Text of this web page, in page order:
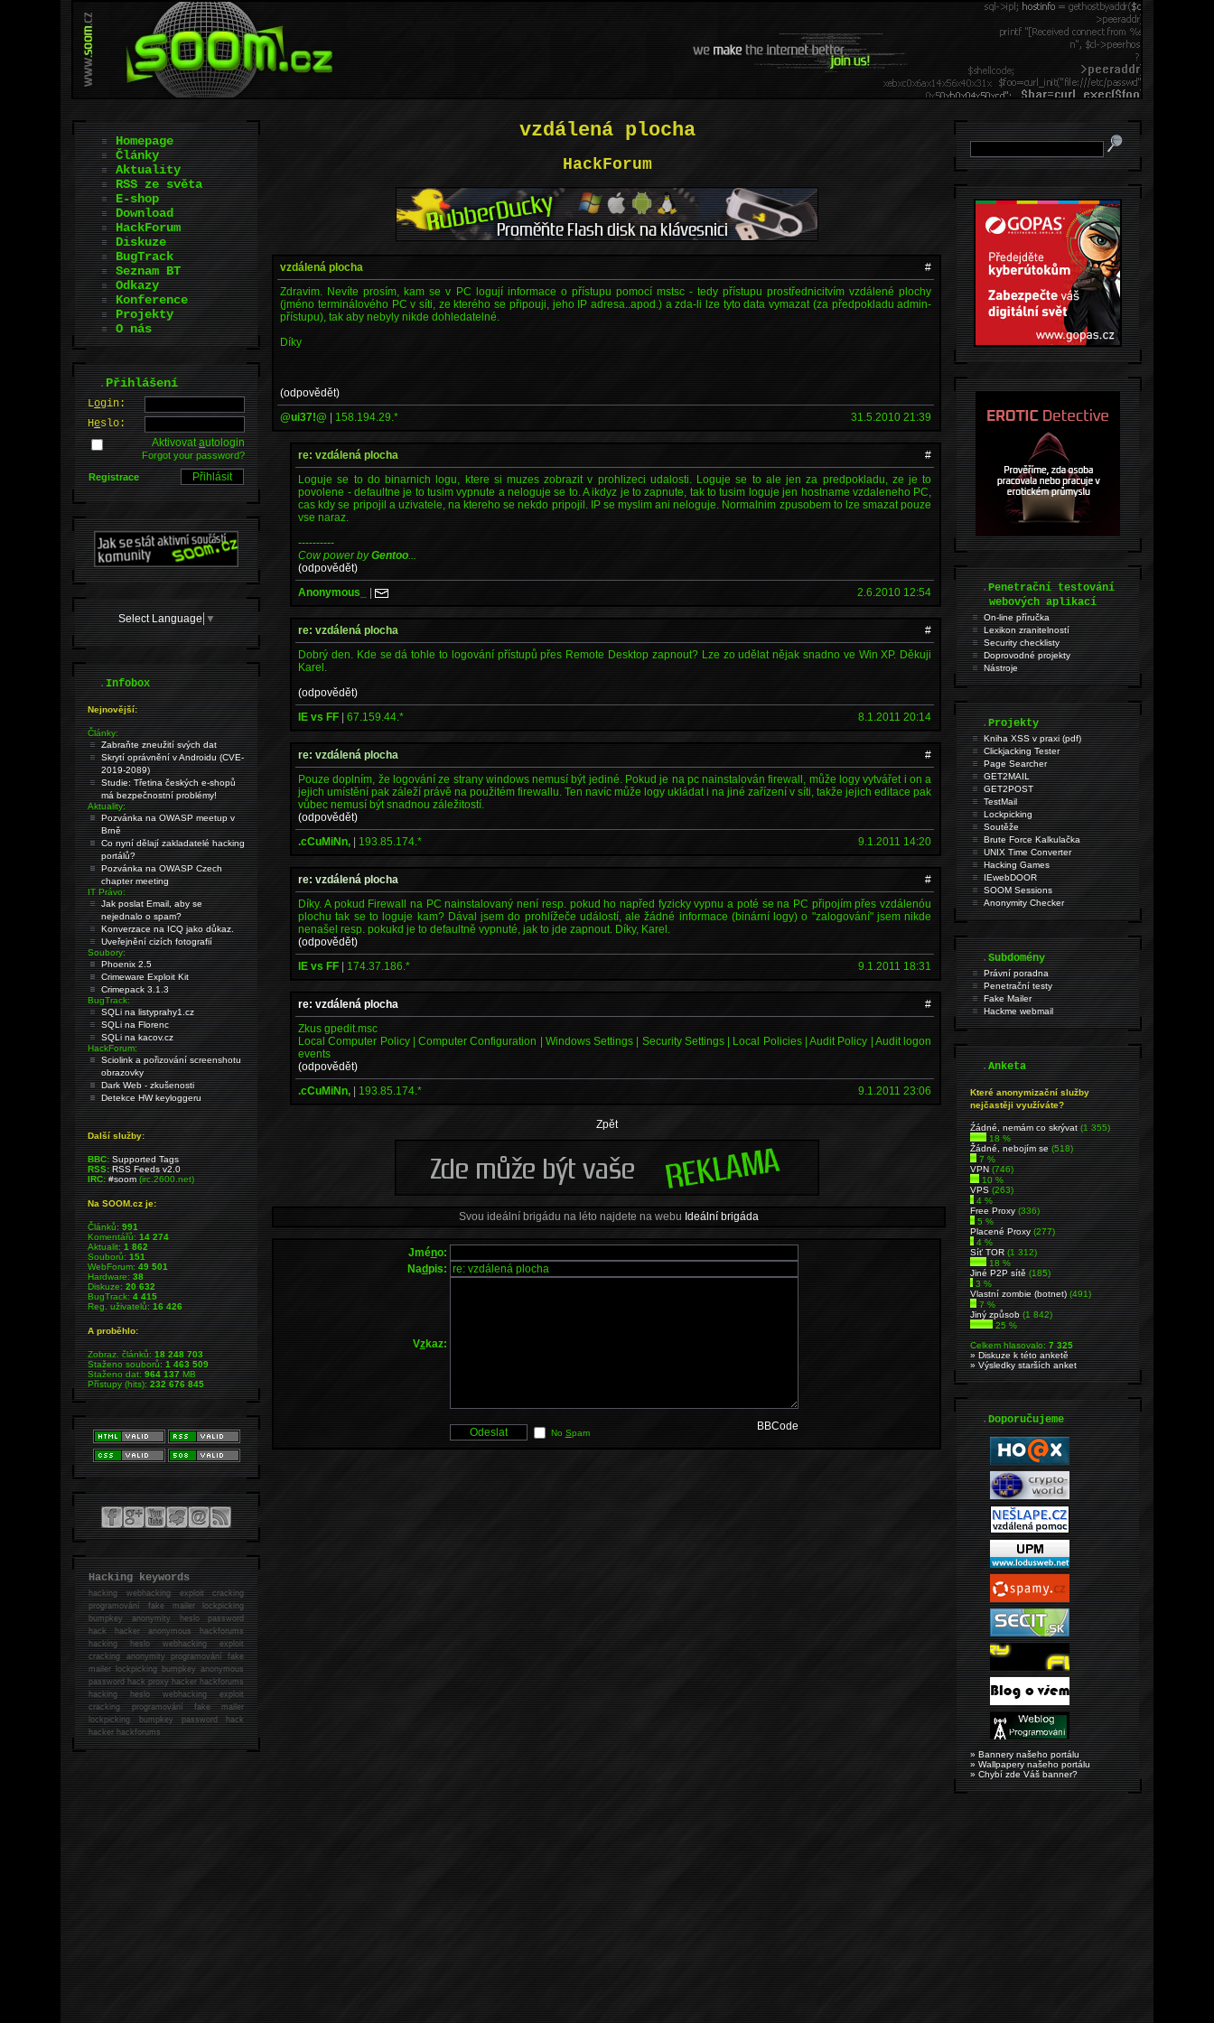
vzdálená plocha
HackForum
vzdálená plocha
#
Zdravim. Nevíte prosím, kam se v PC logují informace o přístupu pomocí mstsc - tedy přístupu prostřednicitvím vzdálené plochy
(jméno terminálového PC v síti, ze kterého se připouji, jeho IP adresa..apod.) a zda-li lze tyto data vymazat (za předpokladu admin-
přístupu), tak aby nebyly nikde dohledatelné.
Díky
(odpovědět)
@ui37!@ | 158.194.29.* 31.5.2010 21:39
re: vzdálená plocha
#
Loguje se to do binarnich logu, ktere si muzes zobrazit v prohlizeci udalosti. Loguje se to ale jen za predpokladu, ze je to
povolene - defaultne je to tusim vypnute a neloguje se to. A ikdyz je to zapnute, tak to tusim loguje jen hostname vzdaleneho PC,
cas kdy se pripojil a uzivatele, na ktereho se nekdo pripojil. IP se myslim ani neloguje. Normalnim zpusobem to lze smazat pouze
vse naraz.
----------
Cow power byGentoo
(odpovědět)
Anonymous_
| 2.6.2010 12:54
re: vzdálená plocha
#
Dobrý den. Kde se dá tohle to logování přístupů přes Remote Desktop zapnout? Lze zo udělat nějak snadno ve Win XP. Děkuji
Karel.
(odpovědět)
IE vs FF |67.159.44.* 8.1.2011 20:14
re: vzdálená plocha
#
Pouze doplním, že logování ze strany windows nemusí být jediné. Pokud je na pc nainstalován firewall, může logy vytvářet i on a
jejich umístění pak záleží právě na použitém firewallu. Ten navíc může logy ukládat i na jiné zařízení v síti, takže jejich editace pak
vůbec nemusí být snadnou záležitostí.
(odpovědět)
.cCuMiNn, | 193.85.174.* 9.1.2011 14:20
re: vzdálená plocha
#
Díky. A pokud Firewall na PC nainstalovaný není resp. pokud ho napřed fyzicky vypnu a poté se na PC připojím přes vzdálenóu
plochu tak se to loguje kam? Dával jsem do prohlížeče událostí, ale žádné informace (binární logy) o "zalogování" jsem nikde
nenašel resp. pokukd je to defaultně vypnuté, jak to jde zapnout. Díky, Karel.
(odpovědět)
IE vs FF | 174.37.186.* 9.1.2011 18:31
re: vzdálená plocha
#
Zkus gpedit.msc
Local Computer Policy | Computer Configuration | Windows Settings | Security Settings | Local Policies | Audit Policy | Audit logon
events
(odpovědět)
.cCuMiNn, | 193.85.174.* 9.1.2011 23:06
Zpět
Svou ideální brigádu na léto najdete na webu Ideální brigáda
Jméno:
Nadpis:
Vzkaz:
No Spam
BBCode
Homepage
Články
Aktuality
RSS ze světa
E-shop
Download
HackForum
Diskuze
BugTrack
Seznam BT
Odkazy
Konference
Projekty
O nás
.Přihlášení
Login:
Heslo:
Aktivovatautologin
Forgot your password?
Registrace
Select Language ▼
.Infobox
Nejnovější:
Články:
Zabraňte zneužití svých dat
Skrytí oprávnění v Androidu (CVE-
2019-2089)
Studie: Třetina českých e-shopů
má bezpečnostní problémy!
Aktuality:
Pozvánka na OWASP meetup v
Brně
Co nyní dělají zakladatelé hacking
portálů?
Pozvánka na OWASP Czech
chapter meeting
IT Právo:
Jak poslat Email, aby se
nejednalo o spam?
Konverzace na ICQ jako důkaz.
Uveřejnění cizích fotografií
Soubory:
Phoenix 2.5
Crimeware Exploit Kit
Crimepack 3.1.3
BugTrack:
SQLi na listyprahy1.cz
SQLi na Florenc
SQLi na kacov.cz
HackForum:
Sciolink a pořizování screenshotu
obrazovky
Dark Web - zkušenosti
Detekce HW keyloggeru
Další služby:
BBC: Supported Tags
RSS: RSS Feeds v2.0
IRC: #soom(irc.2600.net)
Na SOOM.cz je:
Článků:991
Komentářů:14 274
Aktualit:1 862
Souborů:151
WebForum:49 501
Hardware:38
Diskuze:20 632
BugTrack:4 415
Reg. uživatelů:16 426
A proběhlo:
Zobraz. článků:18 248 703
Staženo souborů:1 463 509
Staženo dat:964 137MB
Přístupy (hits):232 676 845
Hacking keywords
hackingwebhacking exploit cracking
programování fake mailer lockpicking
bumpkey anonymity heslo password
hackhacker anonymous hackforums
hackingheslo webhacking exploit
cracking anonymity programování fake
mailer lockpicking bumpkey anonymous
password hack proxy hacker hackforums
hacking heslo webhacking exploit
cracking programování fake mailer
lockpicking bumpkey password hack
hackerhackforums
.Penetrační testování
webových aplikací
On-line příručka
Lexikon zranitelností
Security checklisty
Doprovodné projekty
Nástroje
.Projekty
Kniha XSS v praxi (pdf)
Clickjacking Tester
Page Searcher
GET2MAIL
GET2POST
TestMail
Lockpicking
Soutěže
Brute Force Kalkulačka
UNIX Time Converter
Hacking Games
IEwebDOOR
SOOM Sessions
Anonymity Checker
.Subdomény
Právní poradna
Penetrační testy
Fake Mailer
Hackme webmail
.Anketa
Které anonymizační služby
nejčastěji využíváte?
Źádné, nemám co skrývat(1 355)
18 %
Žádné, nebojím se(518)
7 %
VPN(746)
10 %
VPS(263)
4 %
Free Proxy(336)
5 %
Placené Proxy(277)
4 %
Síť TOR(1 312)
18 %
Jiné P2P sítě(185)
3 %
Vlastní zombie (botnet)(491)
7 %
Jiný způsob(1 842)
25 %
Celkem hlasovalo:7 325
» Diskuze k této anketě
» Výsledky starších anket
.Doporučujeme
» Bannery našeho portálu
» Wallpapery našeho portálu
» Chybí zde Váš banner?